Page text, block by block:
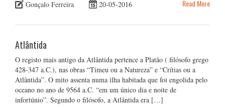
Gonçalo Ferreira
20-05-2016 Read More
Atlântida
O registo mais antigo da Atlântida pertence a Platão ( filósofo grego
428-347 a.C.), nas obras “Timeu ou a Natureza” e “Crítias ou a
Atlântida”. O mito assenta numa ilha habitada que foi engolida pelo
oceano no ano de 9564 a.C. “em um único dia e noite de
infortúnio”. Segundo o filósofo, a Atlântida era […]